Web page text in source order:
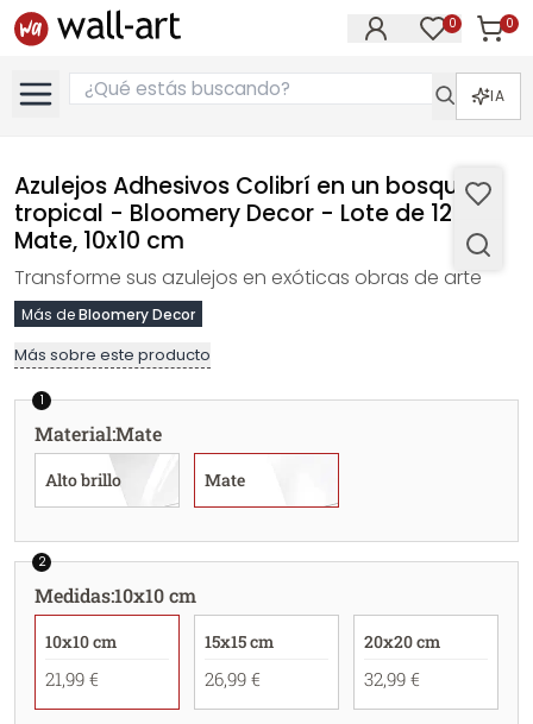
0 0
IA
Azulejos Adhesivos Colibrí en un bosque
tropical - Bloomery Decor - Lote de 12 -
Mate, 10x10 cm
Transforme sus azulejos en exóticas obras de arte
Más deBloomery Decor
Más sobre este producto
1
Material:Mate
Alto brillo Mate
2
Medidas:10x10 cm
10x10 cm
21,99 €
15x15 cm
26,99 €
20x20 cm
32,99 €